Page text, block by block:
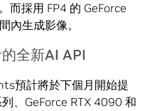
而採用 FP4 的 GeForce
內生成影像。
全新AI API
預計將於下個月開始提
、GeForce RTX 4090 和